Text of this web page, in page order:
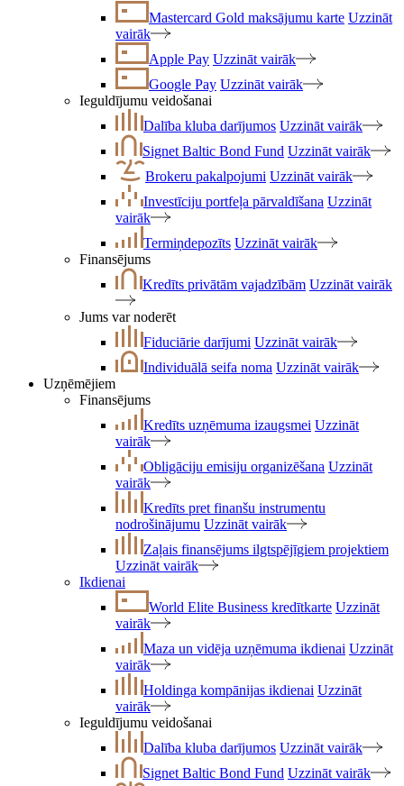
Mastercard Gold maksājumu karte Uzzināt
vairāk
Apple Pay Uzzināt vairāk
Google Pay Uzzināt vairāk
Ieguldījumu veidošanai
Dalība kluba darījumos Uzzināt vairāk
Signet Baltic Bond Fund Uzzināt vairāk
Brokeru pakalpojumi Uzzināt vairāk
Investīciju portfeļa pārvaldīšana Uzzināt
vairāk
Termiņdepozīts Uzzināt vairāk
Finansējums
Kredīts privātām vajadzībām Uzzināt vairāk
Jums var noderēt
Fiduciārie darījumi Uzzināt vairāk
Individuālā seifa noma Uzzināt vairāk
Uzņēmējiem
Finansējums
Kredīts uzņēmuma izaugsmei Uzzināt
vairāk
Obligāciju emisiju organizēšana Uzzināt
vairāk
Kredīts pret finanšu instrumentu
nodrošinājumu Uzzināt vairāk
Zaļais finansējums ilgtspējīgiem projektiem
Uzzināt vairāk
Ikdienai
World Elite Business kredītkarte Uzzināt
vairāk
Maza un vidēja uzņēmuma ikdienai Uzzināt
vairāk
Holdinga kompānijas ikdienai Uzzināt
vairāk
Ieguldījumu veidošanai
Dalība kluba darījumos Uzzināt vairāk
Signet Baltic Bond Fund Uzzināt vairāk